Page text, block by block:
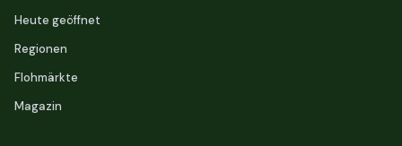
Heute geöffnet
Regionen
Flohmärkte
Magazin